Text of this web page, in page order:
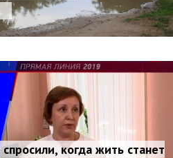
когда жить станет